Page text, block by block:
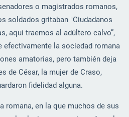
o magistrados romanos,
soldados gritaban "Ciudadanos
aquí traemos al adúltero calvo”,
efectivamente la sociedad romana
amatorias, pero también deja
de César, la mujer de Craso,
fidelidad alguna.
romana, en la que muchos de sus